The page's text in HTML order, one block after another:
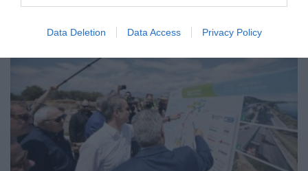
Data Deletion Data Access Privacy Policy